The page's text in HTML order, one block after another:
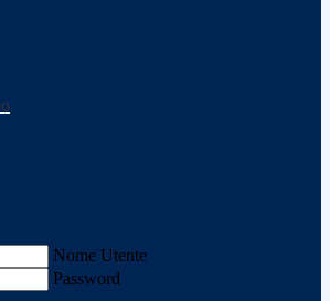
Nome Utente
Password